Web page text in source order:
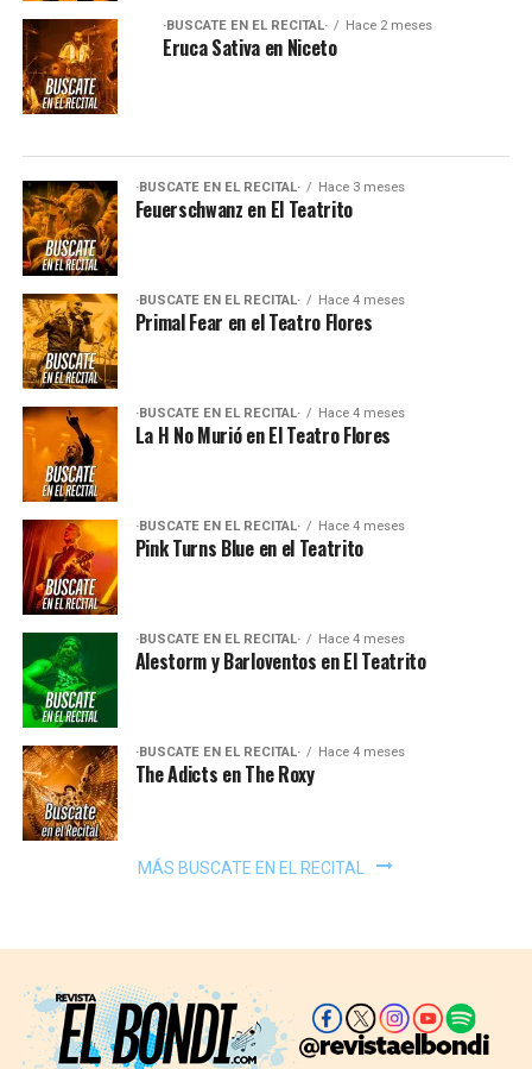
·BUSCATE EN EL RECITAL· Hace 2 meses
Eruca Sativa en Niceto
·BUSCATE EN EL RECITAL· Hace 3 meses
Feuerschwanz en El Teatrito
·BUSCATE EN EL RECITAL· Hace 4 meses
Primal Fear en el Teatro Flores
·BUSCATE EN EL RECITAL· Hace 4 meses
La H No Murió en El Teatro Flores
·BUSCATE EN EL RECITAL· Hace 4 meses
Pink Turns Blue en el Teatrito
·BUSCATE EN EL RECITAL· Hace 4 meses
Alestorm y Barloventos en El Teatrito
·BUSCATE EN EL RECITAL· Hace 4 meses
The Adicts en The Roxy
MÁS BUSCATE EN EL RECITAL